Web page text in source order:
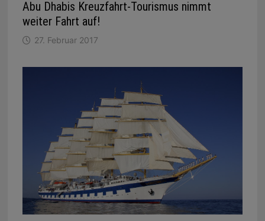
Abu Dhabis Kreuzfahrt-Tourismus nimmt
weiter Fahrt auf!
27. Februar 2017